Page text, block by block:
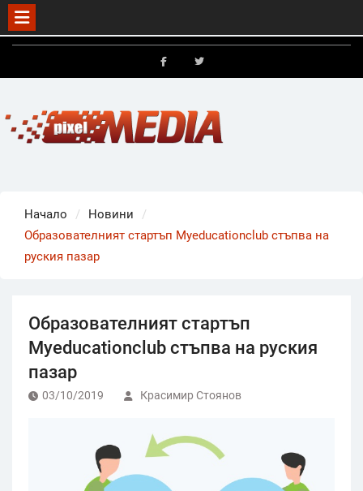
Skip
Начало
Новини
Образователният стартъп Myeducationclub стъпва на
руския пазар
Образователният стартъп
Myeducationclub стъпва на руския
пазар
03/10/2019 Красимир Стоянов